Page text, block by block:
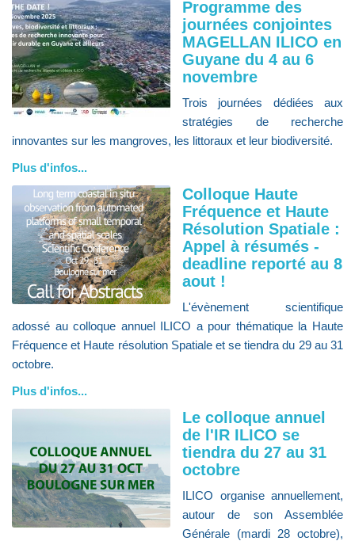
Programme des
journées conjointes
MAGELLAN ILICO en
Guyane du 4 au 6
novembre
Trois journées dédiées aux
stratégies de recherche
innovantes sur les mangroves, les littoraux et leur biodiversité.
Plus d'infos...
Colloque Haute
Fréquence et Haute
Résolution Spatiale :
Appel à résumés -
deadline reporté au 8
aout !
L'évènement scientifique
adossé au colloque annuel ILICO a pour thématique la Haute
Fréquence et Haute résolution Spatiale et se tiendra du 29 au 31
octobre.
Plus d'infos...
Le colloque annuel
de l'IR ILICO se
tiendra du 27 au 31
octobre
ILICO organise annuellement,
autour de son Assemblée
Générale (mardi 28 octobre),